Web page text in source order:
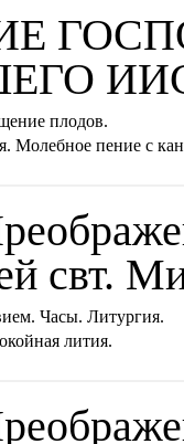
плодов.
Молебное пение с
свт.
Часы. Литургия.
лития.